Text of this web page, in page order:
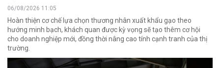
06/08/2026 11:05
Hoàn thiện cơ chế lựa chọn thương nhân xuất khẩu gạo theo
hướng minh bạch, khách quan được kỳ vọng sẽ tạo thêm cơ hội
cho doanh nghiệp mới, đồng thời nâng cao tính cạnh tranh của thị
trường.